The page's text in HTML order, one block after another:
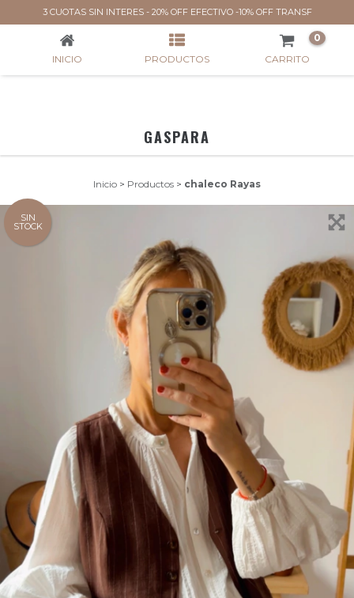
3 CUOTAS SIN INTERES - 20% OFF EFECTIVO -10% OFF TRANSF
CHALECO RAYAS
INICIO PRODUCTOS CARRITO
0
GASPARA
Inicio > Productos > chaleco Rayas
SIN
STOCK